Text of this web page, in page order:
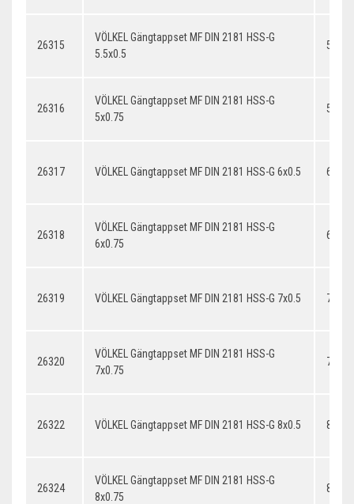
26315
VÖLKEL Gängtappset MF DIN 2181 HSS-G
5.5x0.5
26316
VÖLKEL Gängtappset MF DIN 2181 HSS-G
5x0.75
26317 VÖLKEL Gängtappset MF DIN 2181 HSS-G 6x0.5 6x0.5
26318
VÖLKEL Gängtappset MF DIN 2181 HSS-G
6x0.75
26319 VÖLKEL Gängtappset MF DIN 2181 HSS-G 7x0.5 7x0.5
26320
VÖLKEL Gängtappset MF DIN 2181 HSS-G
7x0.75
26322 VÖLKEL Gängtappset MF DIN 2181 HSS-G 8x0.5 8x0.5
26324
VÖLKEL Gängtappset MF DIN 2181 HSS-G
8x0.75